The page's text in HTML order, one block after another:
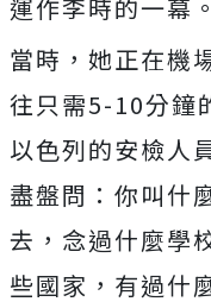
運作李時的一幕。
當時，她正在機
往只需5-10分鐘
以色列的安檢人
盡盤問：你叫什
去，念過什麼學
些國家，有過什